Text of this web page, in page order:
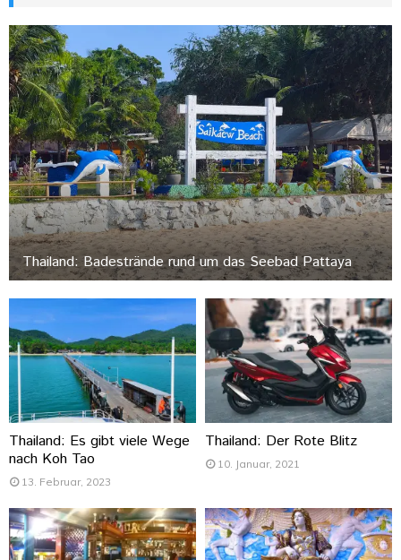
Thailand: Badestrände rund um das Seebad Pattaya
Thailand: Es gibt viele Wege
nach Koh Tao
13. Februar, 2023
Thailand: Der Rote Blitz
10. Januar, 2021